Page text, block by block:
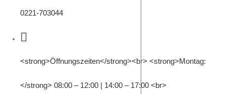
0221-703044
<strong>Öffnungszeiten</strong><br> <strong>Montag:
</strong> 08:00 – 12:00 | 14:00 – 17:00 <br>